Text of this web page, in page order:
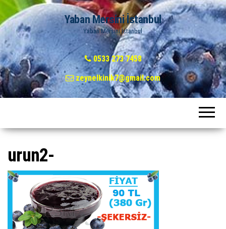
Yaban Mersini İstanbul
Yaban Mersini İstanbul
0533 273 7458
zeynelkinik7@gmail.com
urun2-